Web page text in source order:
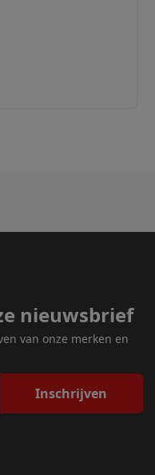
nieuwsbrief
van onze merken en
Inschrijven